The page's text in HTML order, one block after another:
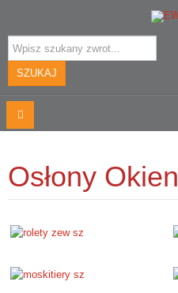
Szukaj...
SZUKAJ
Osłony Okien